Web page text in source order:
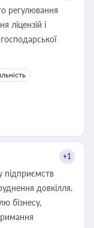
регулювання
ліцензій і
+1
підприємств
довкілля.
бізнесу,